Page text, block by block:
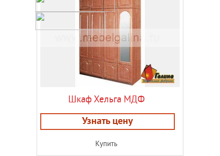
Шкаф Хельга МДФ
Узнать цену
Купить